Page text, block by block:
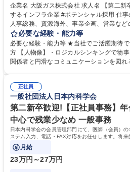
企業名 大阪ガス株式会社 求人名 【第二新卒】事務系総合職 #関西を代表
するインフラ企業 #ポテンシャル採用 仕事の内容 事務系総合職として、
人事総務、資源海外、事業企画、営業など
す。 【業務内容の一例】■所属事業部の勤
務 ■営業部門の企画スタッフ、ルート営業 【キャリアパス】入社後の配属
ポジションで一定期間ご活躍頂いた後、本
鑑みてジョブローテーションを行います。
表するインフラ企業 #ポテンシャル採用
必要な経験・能力等
必要な経験・能力等 ★当社でご活躍期待
方 【人物像】・ロジカルシンキングで物
関係者と円滑なコミュニケーションを図れる ■2024年度から2026年
72.html ■エネルギーセキュリティの不安定
甚大化など、これまで以上に社会課題解決
「未来の日常」の創造に向けて持続可能な
す。 学歴・資格 学歴：大学院 大学 語学力
正社員
一般社団法人日本内科学会
第二新卒歓迎!【正社員事務】
中心で残業少なめ 一般事務
日本内科学会の会員管理部門にて、医師（会員）
ステム入力、電話・FAX対応をお任せします。将来
などにも幅広く携わっていただきます。
月給
23万円～27万円